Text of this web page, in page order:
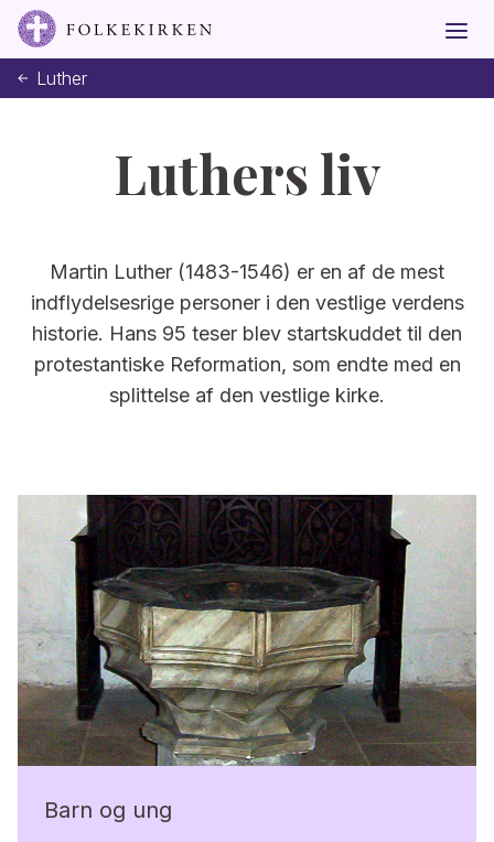
Luther
Luthers liv
Martin Luther (1483-1546) er en af de mest
indflydelsesrige personer i den vestlige verdens
historie. Hans 95 teser blev startskuddet til den
protestantiske Reformation, som endte med en
splittelse af den vestlige kirke.
Barn og ung